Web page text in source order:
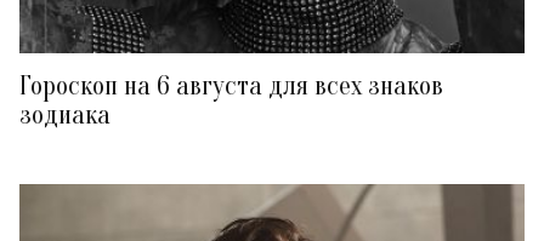
Гороскоп на 6 августа для всех знаков
зодиака